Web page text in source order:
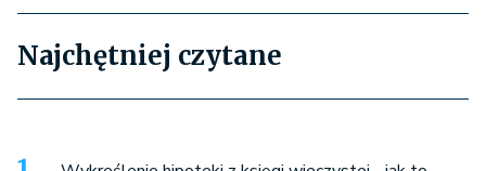
Najchętniej czytane